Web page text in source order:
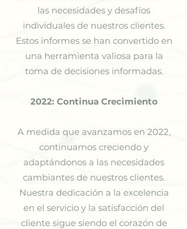
las necesidades y desafíos
individuales de nuestros clientes.
Estos informes se han convertido en
una herramienta valiosa para la
toma de decisiones informadas.
2022: Continua Crecimiento
A medida que avanzamos en 2022,
continuamos creciendo y
adaptándonos a las necesidades
cambiantes de nuestros clientes.
Nuestra dedicación a la excelencia
en el servicio y la satisfacción del
cliente sigue siendo el corazón de